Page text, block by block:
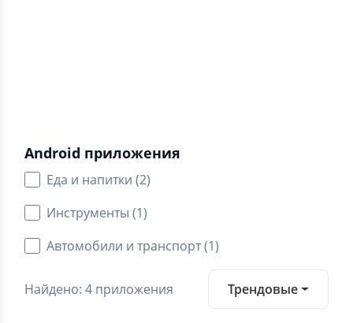
Android приложения
Еда и напитки (2)
Инструменты (1)
Автомобили и транспорт (1)
Найдено: 4 приложения Трендовые